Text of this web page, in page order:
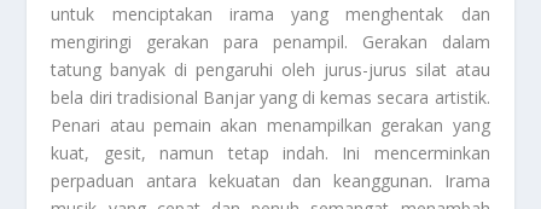
untuk menciptakan irama yang menghentak dan
mengiringi gerakan para penampil. Gerakan dalam
tatung banyak di pengaruhi oleh jurus-jurus silat atau
bela diri tradisional Banjar yang di kemas secara artistik.
Penari atau pemain akan menampilkan gerakan yang
kuat, gesit, namun tetap indah. Ini mencerminkan
perpaduan antara kekuatan dan keanggunan. Irama